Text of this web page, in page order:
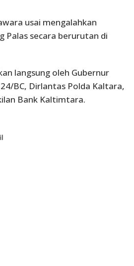
usai mengalahkan
Palas secara berurutan di
langsung oleh Gubernur
BC, Dirlantas Polda Kaltara,
Bank Kaltimtara.